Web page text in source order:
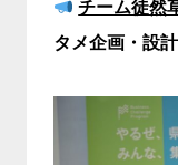
チーム徒然
タメ企画・設